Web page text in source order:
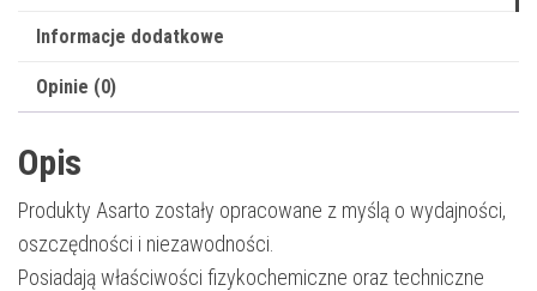
black
Informacje dodatkowe
Opinie (0)
Opis
Produkty Asarto zostały opracowane z myślą o wydajności,
oszczędności i niezawodności.
Posiadają właściwości fizykochemiczne oraz techniczne